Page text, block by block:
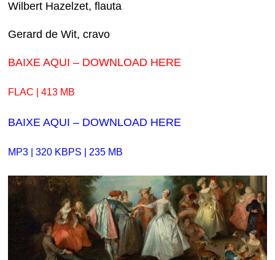
Wilbert Hazelzet, flauta
Gerard de Wit, cravo
BAIXE AQUI – DOWNLOAD HERE
FLAC | 413 MB
BAIXE AQUI – DOWNLOAD HERE
MP3 | 320 KBPS | 235 MB